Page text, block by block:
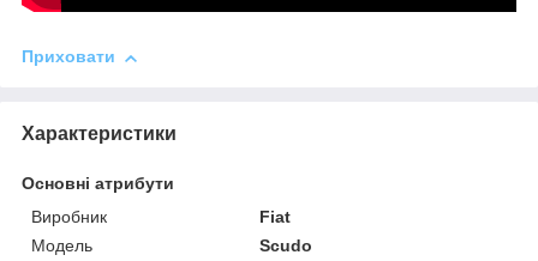
Приховати
Характеристики
Основні атрибути
Виробник
Fiat
Модель
Scudo